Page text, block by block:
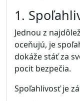
1.
Jednou z
oceňujú, je
dokáže stáť za
pocit bezpečia.
Spoľahlivosť je